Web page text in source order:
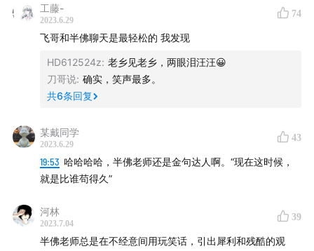
半佛仙人往期：
子的体验
No.28 跟半佛仙人聊聊自媒体创业后的感悟
No.1 从厕所文学家到自媒体大号-半佛仙人
内容索引
01:35 Part1 “做内容”还赚钱么
商业逻辑的变化：品效合一
工藤-
2023.6.29
74
飞哥和半佛聊天是最轻松的 我发现
HD612524z: 老乡见老乡，两眼泪汪汪😀
刀哥说: 确实，笑声最多。
共6条回复
某戴同学
2023.6.29
43
19:53 哈哈哈哈，半佛老师还是金句达人啊。“现在这时候，
就是比谁苟得久”
河林
2023.7.04
39
半佛老师总是在不经意间用玩笑话，引出犀利和残酷的观